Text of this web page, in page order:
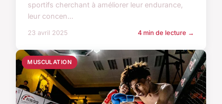
sportifs cherchant à améliorer leur endurance,
leur concen...
23 avril 2025 4 min de lecture →
MUSCULATION